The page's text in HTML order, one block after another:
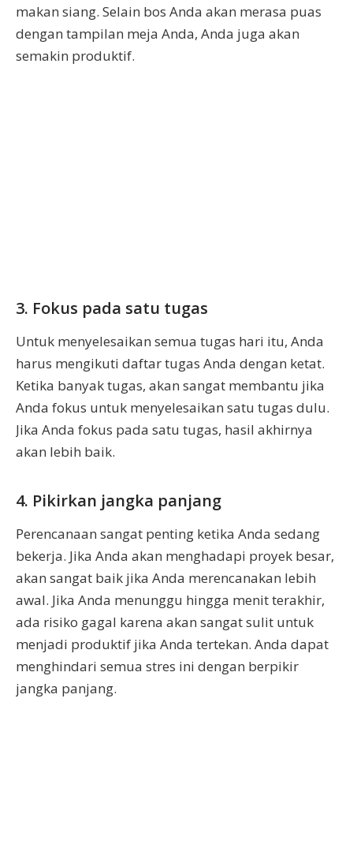
makan siang. Selain bos Anda akan merasa puas
dengan tampilan meja Anda, Anda juga akan
semakin produktif.
3. Fokus pada satu tugas
Untuk menyelesaikan semua tugas hari itu, Anda
harus mengikuti daftar tugas Anda dengan ketat.
Ketika banyak tugas, akan sangat membantu jika
Anda fokus untuk menyelesaikan satu tugas dulu.
Jika Anda fokus pada satu tugas, hasil akhirnya
akan lebih baik.
4. Pikirkan jangka panjang
Perencanaan sangat penting ketika Anda sedang
bekerja. Jika Anda akan menghadapi proyek besar,
akan sangat baik jika Anda merencanakan lebih
awal. Jika Anda menunggu hingga menit terakhir,
ada risiko gagal karena akan sangat sulit untuk
menjadi produktif jika Anda tertekan. Anda dapat
menghindari semua stres ini dengan berpikir
jangka panjang.